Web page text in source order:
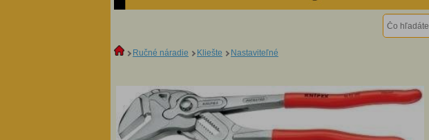
Ručné náradie Kliešte Nastaviteľné